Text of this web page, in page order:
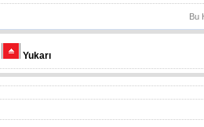
Bu
Yukarı